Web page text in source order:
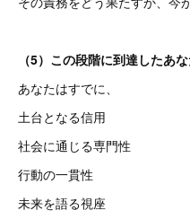
（5）この段階に到達したあ
あなたはすでに、
土台となる信用
社会に通じる専門性
行動の一貫性
未来を語る視座